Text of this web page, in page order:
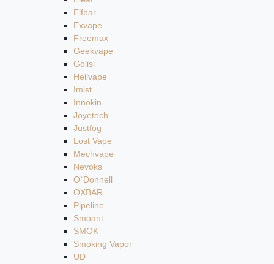
Elfbar
Exvape
Freemax
Geekvape
Golisi
Hellvape
Imist
Innokin
Joyetech
Justfog
Lost Vape
Mechvape
Nevoks
O`Donnell
OXBAR
Pipeline
Smoant
SMOK
Smoking Vapor
UD